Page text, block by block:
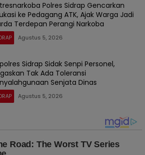
Polres Sidrap Gencarkan
ke Pedagang ATK, Ajak Warga Jadi
Terdepan Perangi Narkoba
Agustus 5, 2026
Sidrap Sidak Senpi Personel,
Tak Ada Toleransi
Senjata Dinas
Agustus 5, 2026